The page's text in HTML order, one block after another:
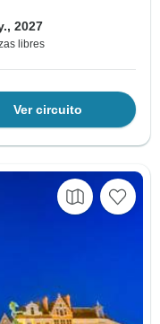
2027
libres
Ver circuito